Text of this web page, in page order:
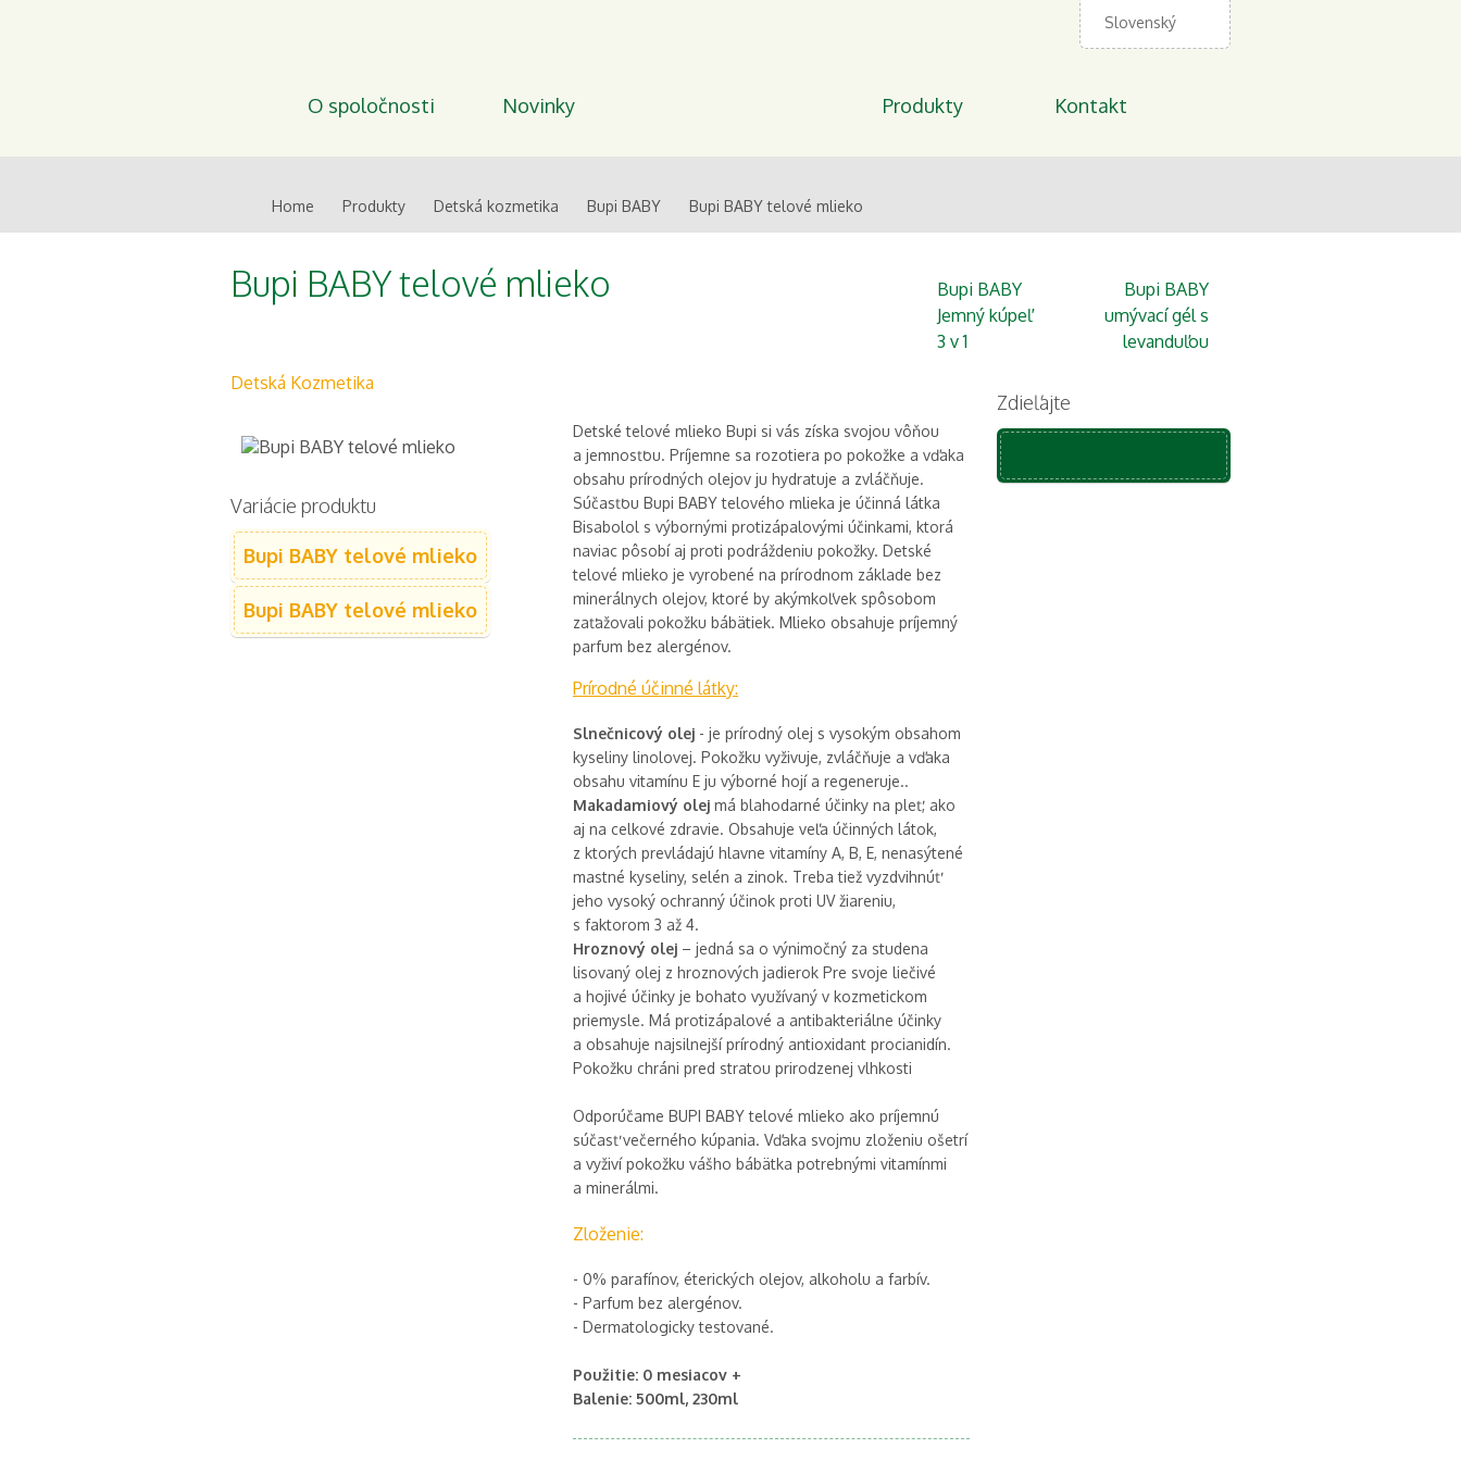
Slovenský
O spoločnosti Novinky Produkty Kontakt
Home Produkty Detská kozmetika Bupi BABY Bupi BABY telové mlieko
Bupi BABY
Jemný kúpeľ
3 v 1
Bupi BABY
umývací gél s
levanduľou
Bupi BABY telové mlieko
Detská Kozmetika
Variácie produktu
Bupi BABY telové mlieko
Bupi BABY telové mlieko
Detské telové mlieko Bupi si vás získa svojou vôňou
a jemnosťou. Príjemne sa rozotiera po pokožke a vďaka
obsahu prírodných olejov ju hydratuje a zvláčňuje.
Súčasťou Bupi BABY telového mlieka je účinná látka
Bisabolol s výbornými protizápalovými účinkami, ktorá
naviac pôsobí aj proti podráždeniu pokožky. Detské
telové mlieko je vyrobené na prírodnom základe bez
minerálnych olejov, ktoré by akýmkoľvek spôsobom
zaťažovali pokožku bábätiek. Mlieko obsahuje príjemný
parfum bez alergénov.
Prírodné účinné látky:
Slnečnicový olej - je prírodný olej s vysokým obsahom
kyseliny linolovej. Pokožku vyživuje, zvláčňuje a vďaka
obsahu vitamínu E ju výborné hojí a regeneruje..
Makadamiový olej má blahodarné účinky na pleť, ako
aj na celkové zdravie. Obsahuje veľa účinných látok,
z ktorých prevládajú hlavne vitamíny A, B, E, nenasýtené
mastné kyseliny, selén a zinok. Treba tiež vyzdvihnúť
jeho vysoký ochranný účinok proti UV žiareniu,
s faktorom 3 až 4.
Hroznový olej – jedná sa o výnimočný za studena
lisovaný olej z hroznových jadierok Pre svoje liečivé
a hojivé účinky je bohato využívaný v kozmetickom
priemysle. Má protizápalové a antibakteriálne účinky
a obsahuje najsilnejší prírodný antioxidant procianidín.
Pokožku chráni pred stratou prirodzenej vlhkosti
Odporúčame BUPI BABY telové mlieko ako príjemnú
súčasť večerného kúpania. Vďaka svojmu zloženiu ošetrí
a vyživí pokožku vášho bábätka potrebnými vitamínmi
a minerálmi.
Zloženie:
- 0% parafínov, éterických olejov, alkoholu a farbív.
- Parfum bez alergénov.
- Dermatologicky testované.
Použitie: 0 mesiacov +
Balenie: 500ml, 230ml
Zdieľajte